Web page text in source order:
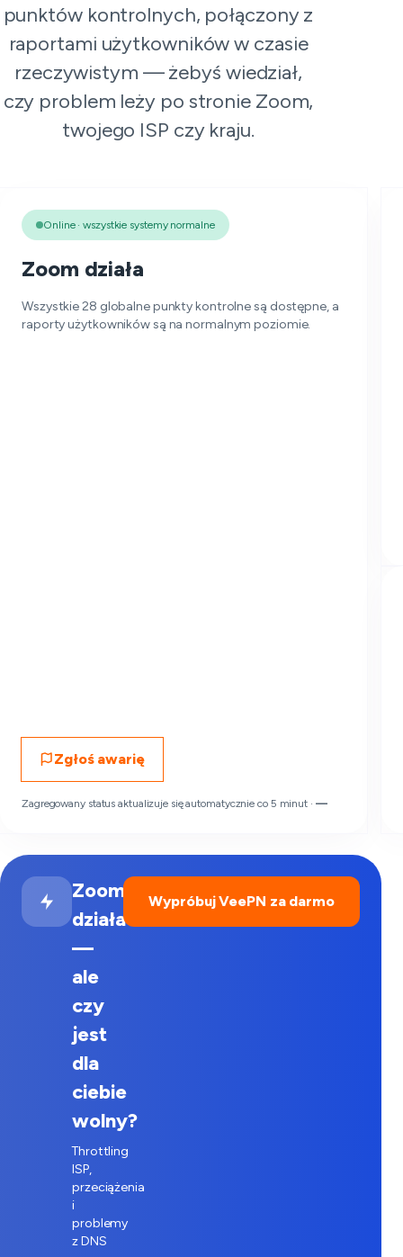
punktów kontrolnych, połączony z
raportami użytkowników w czasie
rzeczywistym — żebyś wiedział,
czy problem leży po stronie Zoom,
twojego ISP czy kraju.
Online · wszystkie systemy normalne
Zoom działa
Wszystkie 28 globalne punkty kontrolne są dostępne, a
raporty użytkowników są na normalnym poziomie.
Zgłoś awarię
Zagregowany status aktualizuje się automatycznie co 5 minut · —
Zoom
działa
—
ale
czy
jest
dla
ciebie
wolny?
Throttling
ISP,
przeciążenia
i
problemy
z DNS
Wypróbuj VeePN za darmo